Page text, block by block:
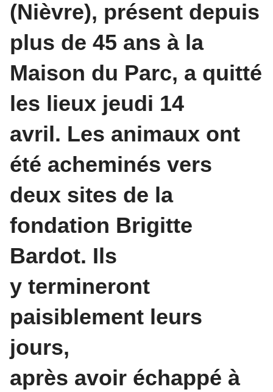
(Nièvre), présent depuis
plus de 45 ans à la
Maison du Parc, a quitté
les lieux jeudi 14
avril. Les animaux ont
été acheminés vers
deux sites de la
fondation Brigitte
Bardot. Ils
y termineront
paisiblement leurs
jours,
après avoir échappé à